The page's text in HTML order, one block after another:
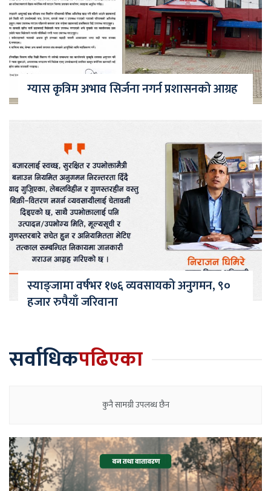
ग्यास कृत्रिम अभाव सिर्जना नगर्न प्रशासनको आग्रह
स्याङ्जामा वर्षभर १७६ व्यवसायको अनुगमन, ९०
हजार रुपैयाँ जरिवाना
सर्वाधिकपढिएका
कुनै सामग्री उपलब्ध छैन